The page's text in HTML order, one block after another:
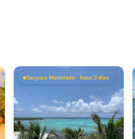
Sargazo Moderado · hace 3 días